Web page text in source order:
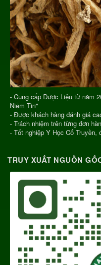
- Cung cấp Dược Liệu từ năm
Niềm Tin"
- Được khách hàng đánh giá
- Trách nhiệm trên từng đơn
- Tốt nghiệp Y Học Cổ Truyền,
TRUY XUẤT NGUỒN